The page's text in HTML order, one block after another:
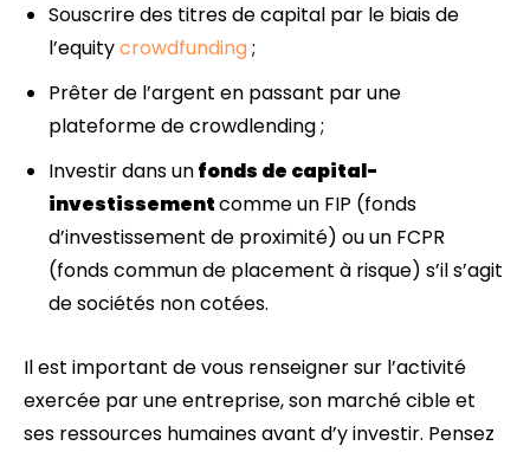
Souscrire des titres de capital par le biais de
l’equitycrowdfunding;
Prêter de l’argent en passant par une
plateforme de crowdlending ;
Investir dans unfonds de capital-
investissementcomme un FIP (fonds
d’investissement de proximité) ou un FCPR
(fonds commun de placement à risque) s’il s’agit
de sociétés non cotées.
Il est important de vous renseigner sur l’activité
exercée par une entreprise, son marché cible et
ses ressources humaines avant d’y investir. Pensez